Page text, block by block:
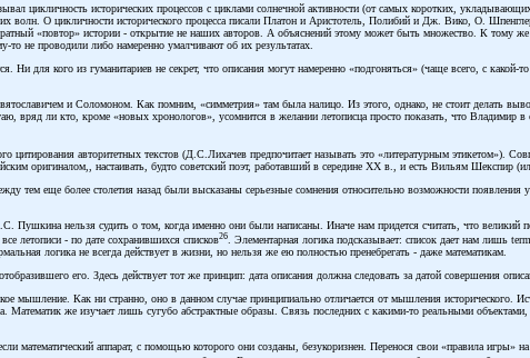
цикличность исторических процессов с циклами солнечной активности (от самых коротких,
волн. О цикличности исторического процесса писали Платон и Аристотель, Полибий и Дж. Вико, О.
«повтор» истории - открытие не наших авторов. А объяснений этому может быть множество. К тому
то не проводили либо намеренно умалчивают об их результатах.
Ни для кого из гуманитариев не секрет, что описания могут намеренно «подгоняться» (чаще всего, с
и Соломоном. Как помним, «симметрия» там была налицо. Из этого, однако, не стоит делать
вряд ли кто, кроме «новых хронологов», усомнится в желании летописца просто показать, что Владимир в
авторитетных текстов (Д.С.Лихачев предпочитает называть это «литературным этикетом»).
оригиналом,, настаивать, будто советский поэт, работавший в середине XX в., и есть Вильям Шекспир
еще более столетия назад были высказаны серьезные сомнения относительно возможности
Пушкина нельзя судить о том, когда именно они были написаны. Иначе нам придется считать, что великий
летописи - по дате сохранившихся списков26. Элементарная логика подсказывает: список дает нам лишь
логика не всегда действует в жизни, но нельзя же ею полностью пренебрегать - даже математикам.
его. Здесь действует тот же принцип: дата описания должна следовать за датой совершения
мышление. Как ни странно, оно в данном случае принципиально отличается от мышления исторического.
же изучает лишь сугубо абстрактные образы. Связь последних с какими-то реальными
математический аппарат, с помощью которого они созданы, безукоризнен. Перенося свои «правила